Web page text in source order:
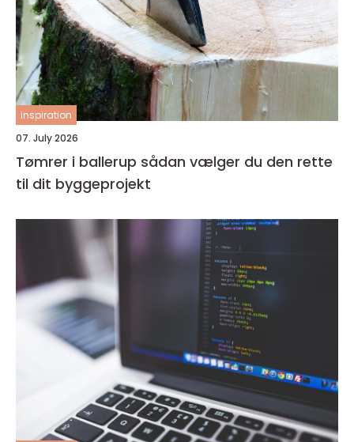
inspiration
07. July 2026
Tømrer i ballerup sådan vælger du den rette
til dit byggeprojekt